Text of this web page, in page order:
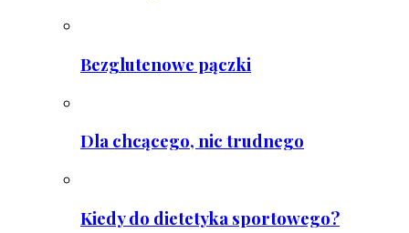
Bezglutenowe pączki
Dla chcącego, nic trudnego
Kiedy do dietetyka sportowego?